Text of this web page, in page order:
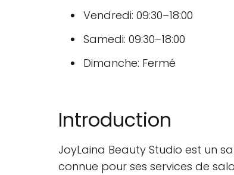
Vendredi: 09:30–18:00
Samedi: 09:30–18:00
Dimanche: Fermé
Introduction
JoyLaina Beauty Studio est un
connue pour ses services de